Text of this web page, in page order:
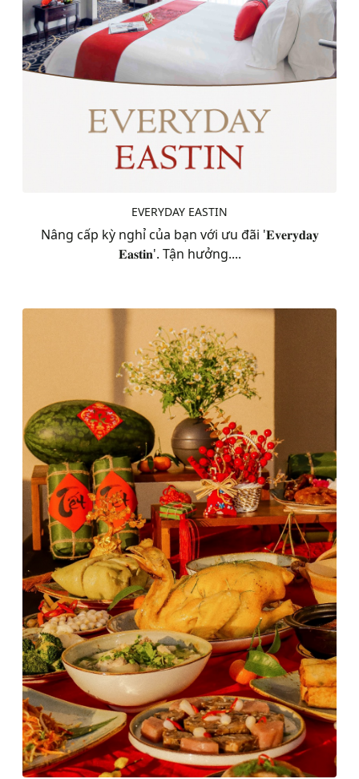
EVERYDAY EASTIN
Nâng cấp kỳ nghỉ của bạn với ưu đãi '𝐄𝐯𝐞𝐫𝐲𝐝𝐚𝐲
𝐄𝐚𝐬𝐭𝐢𝐧'. Tận hưởng....